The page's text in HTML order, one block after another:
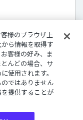
バーたちのボイ
様のブラウザ上
ら情報を取得す
客様の好み、ま
んどの場合、サ
使用されます。
ではありません
提供することが